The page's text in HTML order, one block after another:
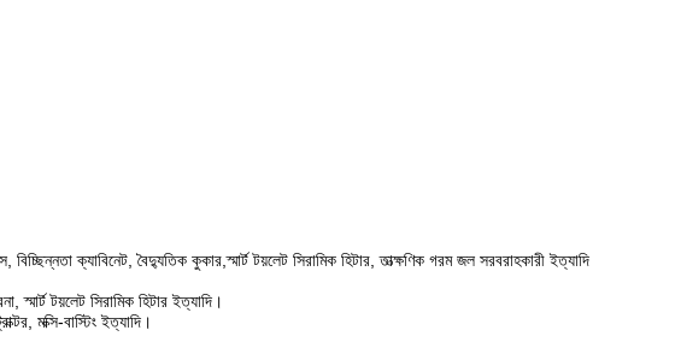
ক্যাবিনেট, বৈদ্যুতিক কুকার,স্মার্ট টয়লেট সিরামিক হিটার, তাত্ক্ষণিক গরম জল সরবরাহকারী ইত্যাদি
টয়লেট সিরামিক হিটার ইত্যাদি।
মক্সি-বাস্টিং ইত্যাদি।